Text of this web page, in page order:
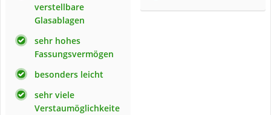
verstellbare
Glasablagen
sehr hohes
Fassungsvermögen
besonders leicht
sehr viele
Verstaumöglichkeite